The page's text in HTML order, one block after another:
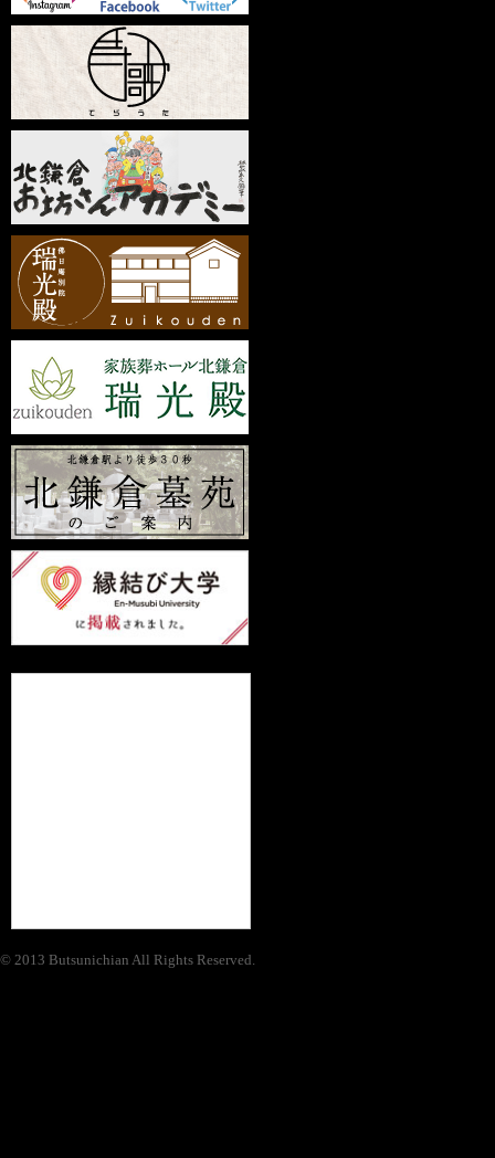
© 2013 Butsunichian All Rights Reserved.